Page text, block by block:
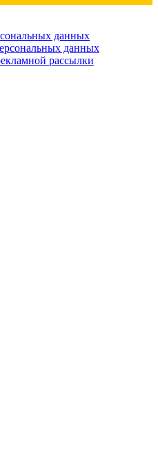
данных
данных
рассылки